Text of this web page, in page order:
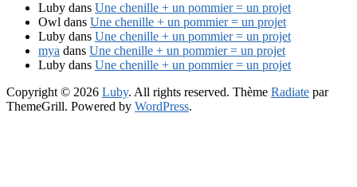
Luby dans Une chenille + un pommier = un projet
Owl dans Une chenille + un pommier = un projet
Luby dans Une chenille + un pommier = un projet
mya dans Une chenille + un pommier = un projet
Luby dans Une chenille + un pommier = un projet
Copyright © 2026 Luby. All rights reserved. Thème Radiate par
ThemeGrill. Powered by WordPress.